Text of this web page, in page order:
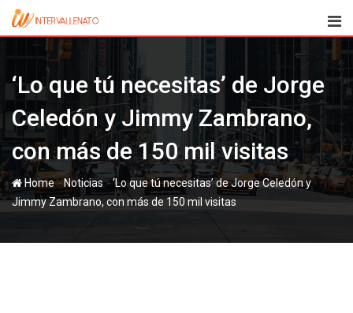
Skip
‘Lo que tú necesitas’ de Jorge
Celedón y Jimmy Zambrano,
con más de 150 mil visitas
Home-Noticias-‘Lo que tú necesitas’ de Jorge Celedón y
Jimmy Zambrano, con más de 150 mil visitas